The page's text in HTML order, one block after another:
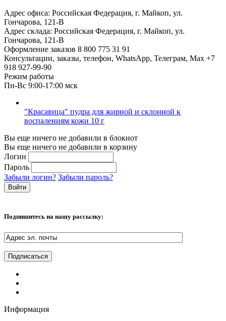
Адрес офиса: Российская Федерация, г. Майкоп, ул.
Гончарова, 121-В
Адрес склада: Российская Федерация, г. Майкоп, ул.
Гончарова, 121-В
Оформление заказов 8 800 775 31 91
Консультации, заказы, телефон, WhatsApp, Телеграм, Мах +7
918 927-99-90
Режим работы
Пн-Вс 9:00-17:00 мск
"Красавица" пудра для жирной и склонной к
воспалениям кожи 10 г
Вы еще ничего не добавили в блокнот
Вы еще ничего не добавили в корзину
Логин
Пароль
Забыли логин? Забыли пароль?
Подпишитесь на нашу рассылку:
Информация